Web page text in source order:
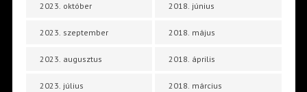
2023. október
2023. szeptember
2023. augusztus
2023. július
2018. június
2018. május
2018. április
2018. március